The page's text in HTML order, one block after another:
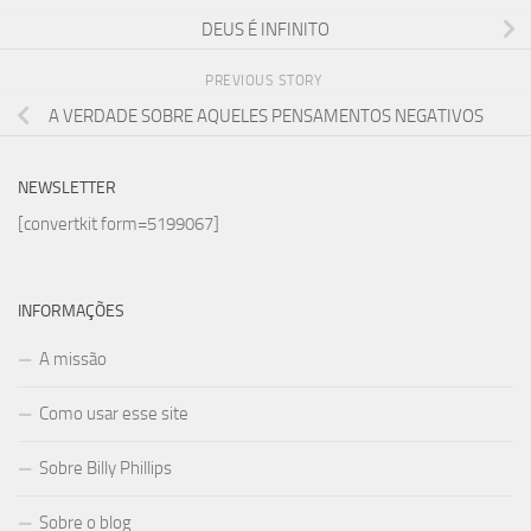
DEUS É INFINITO
PREVIOUS STORY
A VERDADE SOBRE AQUELES PENSAMENTOS NEGATIVOS
NEWSLETTER
[convertkit form=5199067]
INFORMAÇÕES
A missão
Como usar esse site
Sobre Billy Phillips
Sobre o blog